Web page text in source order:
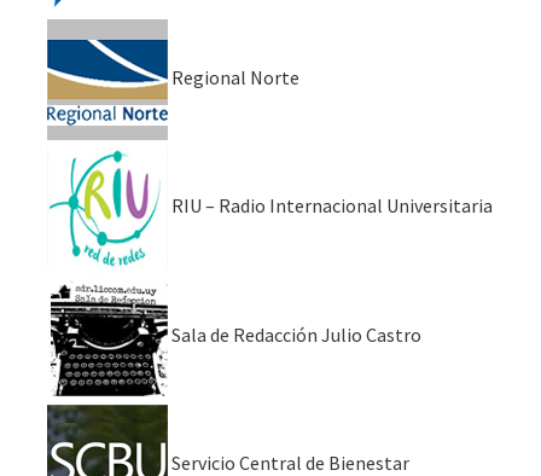
Regional Norte
RIU – Radio Internacional Universitaria
Sala de Redacción Julio Castro
Servicio Central de Bienestar